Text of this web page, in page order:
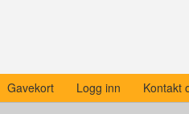
Gavekort Logg inn Kontakt